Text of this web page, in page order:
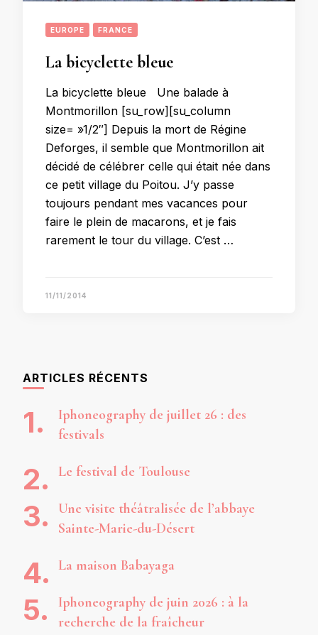
EUROPE FRANCE
La bicyclette bleue
La bicyclette bleue Une balade à
Montmorillon [su_row][su_column
size= »1/2″] Depuis la mort de Régine
Deforges, il semble que Montmorillon ait
décidé de célébrer celle qui était née dans
ce petit village du Poitou. J’y passe
toujours pendant mes vacances pour
faire le plein de macarons, et je fais
rarement le tour du village. C’est …
11/11/2014
ARTICLES RÉCENTS
Iphoneography de juillet 26 : des
festivals
Le festival de Toulouse
Une visite théâtralisée de l’abbaye
Sainte-Marie-du-Désert
La maison Babayaga
Iphoneography de juin 2026 : à la
recherche de la fraîcheur